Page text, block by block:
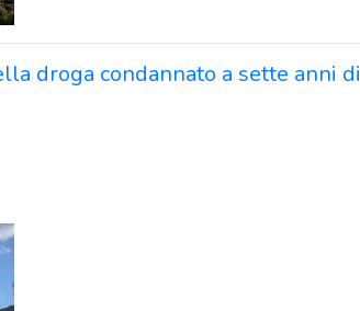
droga condannato a sette anni di